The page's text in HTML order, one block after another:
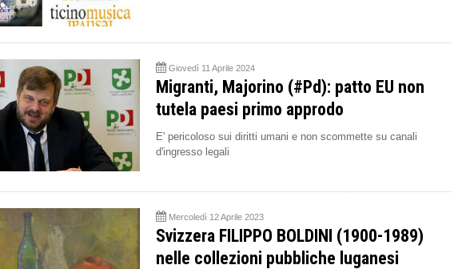
Giovedì 11 Aprile 2024
Migranti, Majorino (#Pd): patto EU non
tutela paesi primo approdo
E' pericoloso sui diritti umani e non scommette su canali
d'ingresso legali
Mercoledì 12 Aprile 2023
Svizzera FILIPPO BOLDINI (1900-1989)
nelle collezioni pubbliche luganesi